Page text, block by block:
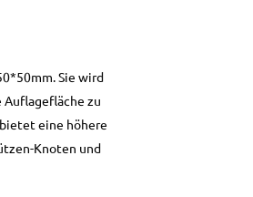
Sie wird
zu
eine höhere
Knoten und